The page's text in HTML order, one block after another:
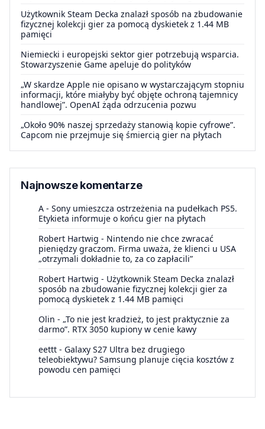
Użytkownik Steam Decka znalazł sposób na zbudowanie
fizycznej kolekcji gier za pomocą dyskietek z 1.44 MB
pamięci
Niemiecki i europejski sektor gier potrzebują wsparcia.
Stowarzyszenie Game apeluje do polityków
„W skardze Apple nie opisano w wystarczającym stopniu
informacji, które miałyby być objęte ochroną tajemnicy
handlowej”. OpenAI żąda odrzucenia pozwu
„Około 90% naszej sprzedaży stanowią kopie cyfrowe”.
Capcom nie przejmuje się śmiercią gier na płytach
Najnowsze komentarze
A - Sony umieszcza ostrzeżenia na pudełkach PS5.
Etykieta informuje o końcu gier na płytach
Robert Hartwig - Nintendo nie chce zwracać
pieniędzy graczom. Firma uważa, że klienci u USA
„otrzymali dokładnie to, za co zapłacili”
Robert Hartwig - Użytkownik Steam Decka znalazł
sposób na zbudowanie fizycznej kolekcji gier za
pomocą dyskietek z 1.44 MB pamięci
Olin - „To nie jest kradzież, to jest praktycznie za
darmo”. RTX 3050 kupiony w cenie kawy
eettt - Galaxy S27 Ultra bez drugiego
teleobiektywu? Samsung planuje cięcia kosztów z
powodu cen pamięci